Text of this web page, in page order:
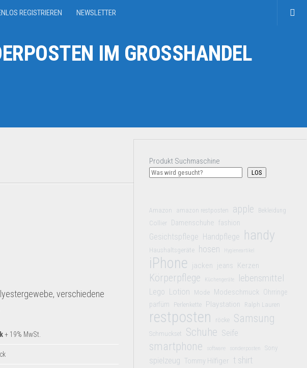
REGISTRIEREN NEWSLETTER
IM GROSSHANDEL
verschiedene
+ 19% MwSt.
Produkt Suchmaschine
LOS
Amazon amazon restposten apple Bekleidung
Collier Damenschuhe fashion
Gesichtspflege Handpflege handy
Haushaltsgeräte hosen Hygieneartikel
iPhone jacken jeans Kerzen
Körperpflege Küchengeräte lebensmittel
Lego Lotion Mode Modeschmuck Ohrringe
parfüm
Perlenkette Playstation Ralph Lauren
restposten röcke Samsung
Schmuckset Schuhe Seife
smartphone software sonderposten Sony
spielzeug Tommy Hilfiger t shirt